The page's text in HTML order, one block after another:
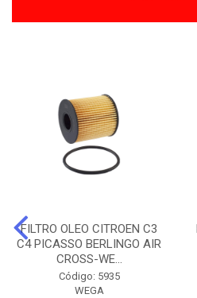
FILTRO OLEO CITROEN C3
C4 PICASSO BERLINGO AIR
CROSS-WE...
Código: 5935
WEGA